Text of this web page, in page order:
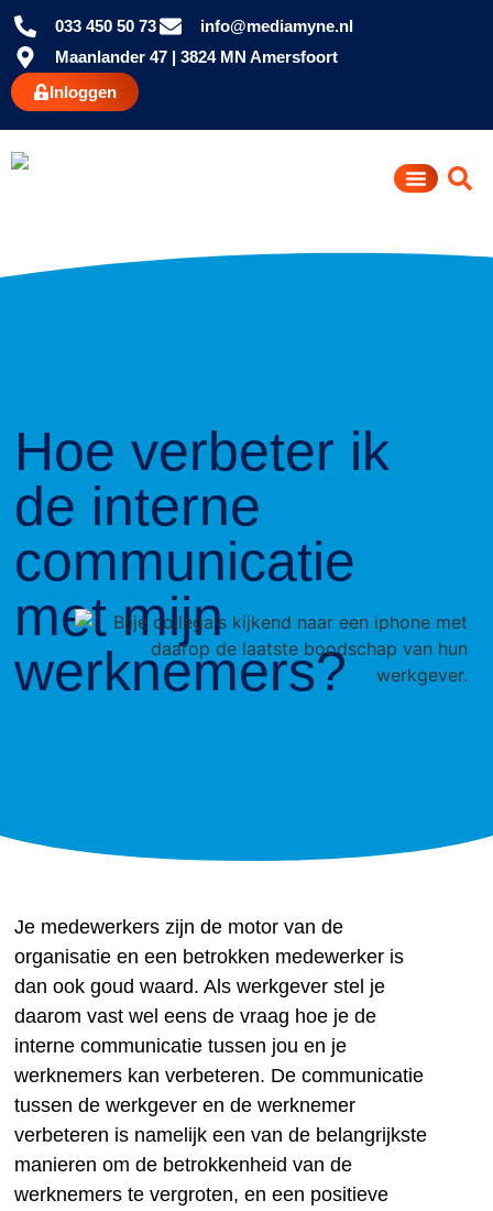
033 450 50 73
info@mediamyne.nl
Maanlander 47 | 3824 MN Amersfoort
Inloggen
Hoe verbeter ik
de interne
communicatie
met mijn
werknemers?
Je medewerkers zijn de motor van de
organisatie en een betrokken medewerker is
dan ook goud waard. Als werkgever stel je
daarom vast wel eens de vraag hoe je de
interne communicatie tussen jou en je
werknemers kan verbeteren. De communicatie
tussen de werkgever en de werknemer
verbeteren is namelijk een van de belangrijkste
manieren om de betrokkenheid van de
werknemers te vergroten, en een positieve